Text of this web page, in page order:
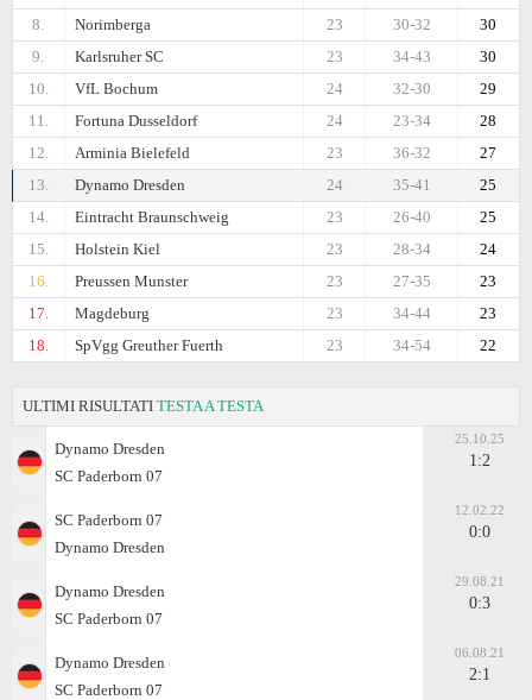
8.
Norimberga 30
30-32
23
9.
Karlsruher SC 30
34-43
23
10.
VfL Bochum 29
32-30
24
11.
Fortuna Dusseldorf 28
23-34
24
12.
Arminia Bielefeld 27
36-32
23
13.
Dynamo Dresden 25
35-41
24
14.
Eintracht Braunschweig 25
26-40
23
15.
Holstein Kiel 24
28-34
23
16.
Preussen Munster 23
27-35
23
17.
Magdeburg 23
34-44
23
18.
SpVgg Greuther Fuerth 22
34-54
23
ULTIMI RISULTATI TESTA A TESTA
Dynamo Dresden
SC Paderborn 07
25.10.25
1:2
SC Paderborn 07
Dynamo Dresden
12.02.22
0:0
Dynamo Dresden
SC Paderborn 07
29.08.21
0:3
Dynamo Dresden
SC Paderborn 07
06.08.21
2:1